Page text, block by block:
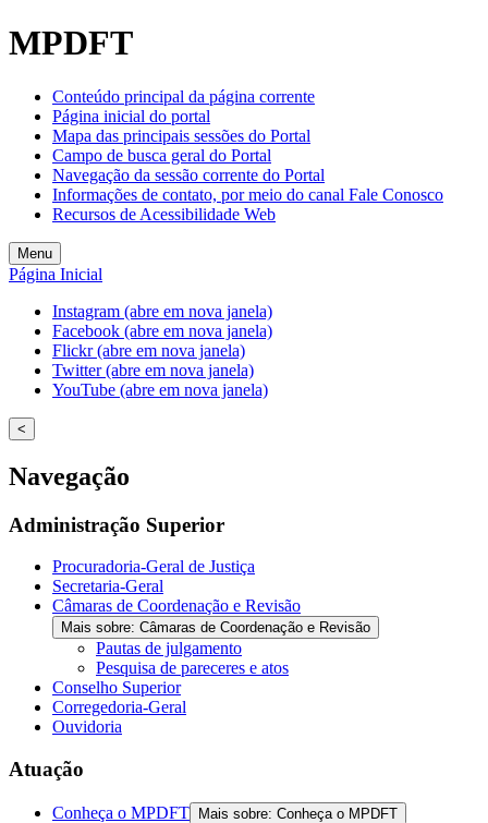
Welcome
to
One
Accessibility
screen
reader.
start
All
in
One
Accessibility
screen
reader,
press
"Ctrl
/".
This
shortcut
activates
screen
help
navigate
content.
MPDFT
Conteúdo principal da página corrente
Página inicial do portal
Mapa das principais sessões do Portal
Campo de busca geral do Portal
Navegação da sessão corrente do Portal
Informações de contato, por meio do canal Fale Conosco
Recursos de Acessibilidade Web
Menu
Página Inicial
Instagram (abre em nova janela)
Facebook (abre em nova janela)
Flickr (abre em nova janela)
Twitter (abre em nova janela)
YouTube (abre em nova janela)
<
Navegação
Administração Superior
Procuradoria-Geral de Justiça
Secretaria-Geral
Câmaras de Coordenação e Revisão
Mais sobre: Câmaras de Coordenação e Revisão
Pautas de julgamento
Pesquisa de pareceres e atos
Conselho Superior
Corregedoria-Geral
Ouvidoria
Atuação
Conheça o MPDFT Mais sobre: Conheça o MPDFT